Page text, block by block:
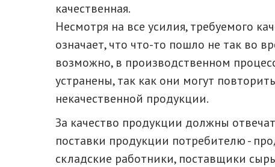
качественная.
Несмотря на все усилия, требуемого
означает, что что-то пошло не так во
возможно, в производственном
устранены, так как они могут
некачественной продукции.
За качество продукции должны
поставки продукции потребителю -
складские работники, поставщики